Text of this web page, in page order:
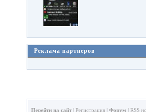
Реклама партнеров
Перейти на сайт | Регистрация | Форум | RSS